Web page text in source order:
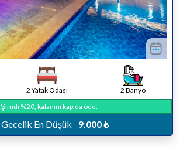
2 Yatak Odası
2 Banyo
Şimdi %20, kalanını kapıda öde.
Gecelik En Düşük 9.000 ₺